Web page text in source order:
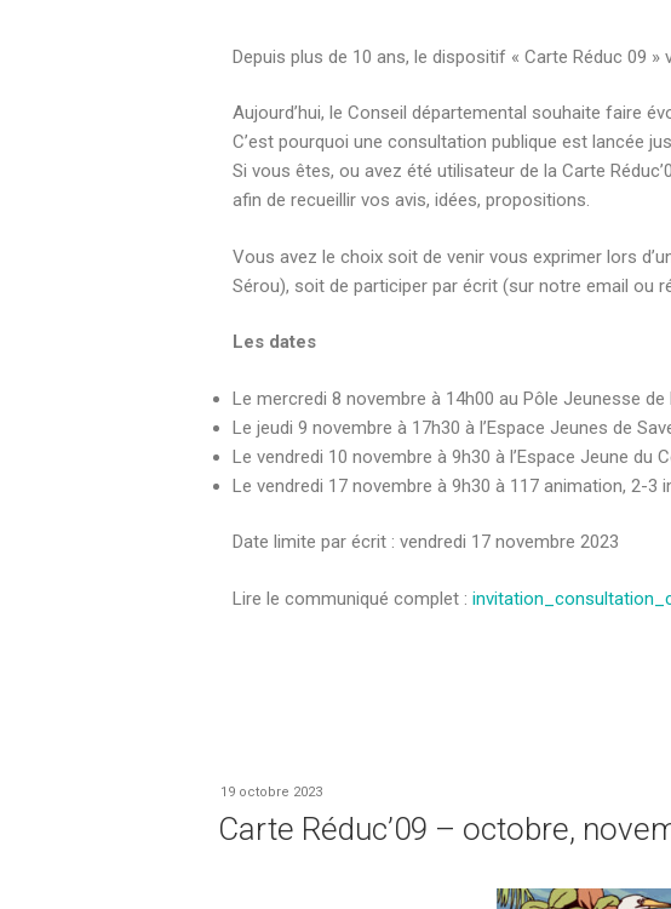
Depuis plus de 10 ans, le dispositif « Carte Réduc 09
Aujourd’hui, le Conseil départemental souhaite faire
C’est pourquoi une consultation publique est lancée
Si vous êtes, ou avez été utilisateur de la Carte
afin de recueillir vos avis, idées, propositions.
Vous avez le choix soit de venir vous exprimer lors
Sérou), soit de participer par écrit (sur notre email ou
Les dates
Le mercredi 8 novembre à 14h00 au Pôle Jeunesse
Le jeudi 9 novembre à 17h30 à l’Espace Jeunes de
Le vendredi 10 novembre à 9h30 à l’Espace Jeune du
Le vendredi 17 novembre à 9h30 à 117 animation, 2-3
Date limite par écrit : vendredi 17 novembre 2023
Lire le communiqué complet :
19 octobre 2023
Carte Réduc’09 – octobre,